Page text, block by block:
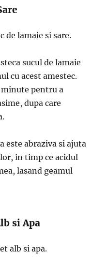
de lamaie si sare.
sucul de lamaie
cu acest amestec.
minute pentru a
dupa care
este abraziva si ajuta
in timp ce acidul
lasand geamul
si Apa
alb si apa.